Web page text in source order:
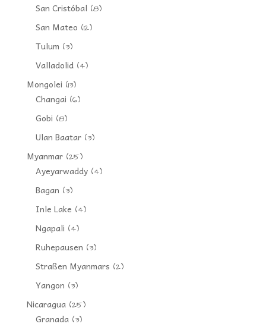
San Cristóbal (8)
San Mateo (12)
Tulum (3)
Valladolid(4)
Mongolei (13)
Changai (6)
Gobi (8)
Ulan Baatar(3)
Myanmar(25)
Ayeyarwaddy(4)
Bagan (3)
Inle Lake (4)
Ngapali (4)
Ruhepausen (3)
Straßen Myanmars (2)
Yangon (3)
Nicaragua(25)
Granada(3)